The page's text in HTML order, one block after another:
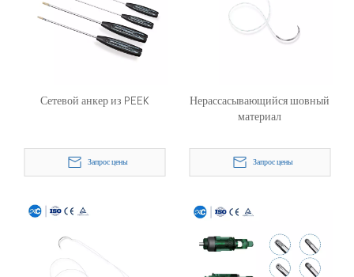
Сетевой анкер из PEEK
Запрос цены
Нерассасывающийся шовный
материал
Запрос цены